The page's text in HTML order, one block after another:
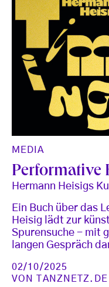
MEDIA
Performative
Hermann Heisigs
Ein Buch über das
Heisig lädt zur
Spurensuche - mit
langen Gespräch
02/10/2025
VON